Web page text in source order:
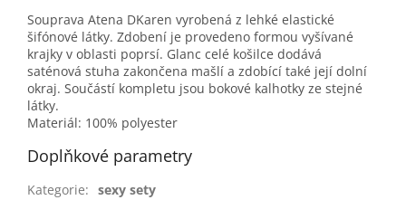
Souprava Atena DKaren vyrobená z lehké elastické
šifónové látky. Zdobení je provedeno formou vyšívané
krajky v oblasti poprsí. Glanc celé košilce dodává
saténová stuha zakončena mašlí a zdobící také její dolní
okraj. Součástí kompletu jsou bokové kalhotky ze stejné
látky.
Materiál: 100% polyester
Doplňkové parametry
Kategorie: sexy sety